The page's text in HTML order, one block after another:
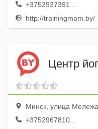
+3752937391...
http://trainingmam.by/
Центр
Минск, улица Мележа, 1,
+3752967810...